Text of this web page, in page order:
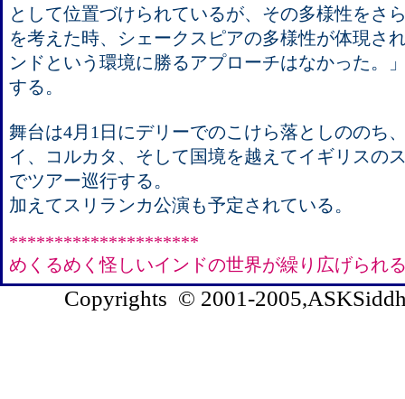
として位置づけられているが、その多様性をさ
を考えた時、シェークスピアの多様性が体現さ
ンドという環境に勝るアプローチはなかった。
する。
舞台は4月1日にデリーでのこけら落としののち
イ、コルカタ、そして国境を越えてイギリスの
でツアー巡行する。
加えてスリランカ公演も予定されている。
*********************
めくるめく怪しいインドの世界が繰り広げられ
Copyrights © 2001-